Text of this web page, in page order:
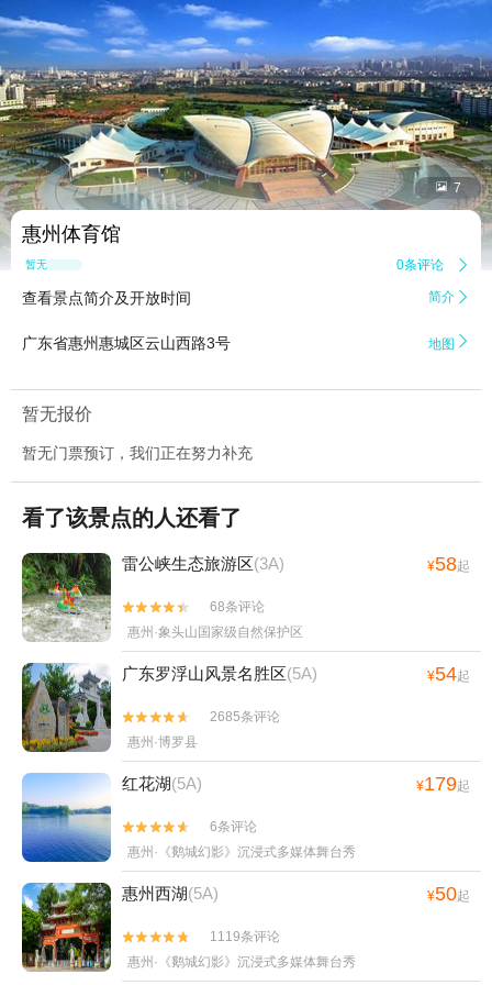
 7
惠州体育馆
暂无点评 0条评论 
查看景点简介及开放时间 简介 
广东省惠州惠城区云山西路3号 地图 
暂无报价
暂无门票预订，我们正在努力补充
看了该景点的人还看了
雷公峡生态旅游区(3A) ¥58起


68条评论
惠州·象头山国家级自然保护区
广东罗浮山风景名胜区(5A) ¥54起


2685条评论
惠州·博罗县
红花湖(5A) ¥179起


6条评论
惠州·《鹅城幻影》沉浸式多媒体舞台秀
惠州西湖(5A) ¥50起


1119条评论
惠州·《鹅城幻影》沉浸式多媒体舞台秀
